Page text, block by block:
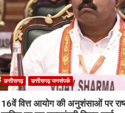
छत्तीसगढ़ छत्तीसगढ़ जनसंपर्क
16वें वित्त आयोग की अनुशंसाओं पर